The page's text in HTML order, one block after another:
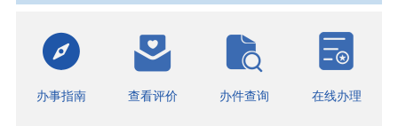
办事指南 查看评价 办件查询 在线办理